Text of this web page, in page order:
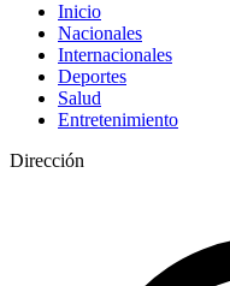
Inicio
Nacionales
Internacionales
Deportes
Salud
Entretenimiento
Dirección